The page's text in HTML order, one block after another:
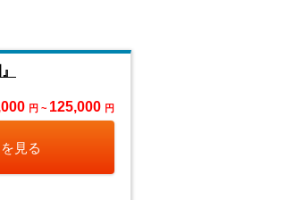
円 ~ 125,000 円
見る